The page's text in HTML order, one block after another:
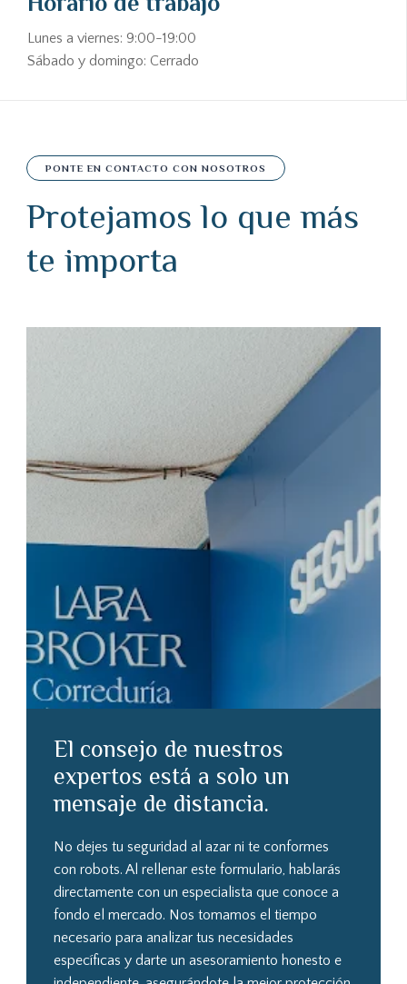
Lunes a viernes: 9:00-19:00
Sábado y domingo: Cerrado
PONTE EN CONTACTO CON NOSOTROS
Protejamos lo que más
te importa
El consejo de nuestros
expertos está a solo un
mensaje de distancia.
No dejes tu seguridad al azar ni te conformes
con robots. Al rellenar este formulario, hablarás
directamente con un especialista que conoce a
fondo el mercado. Nos tomamos el tiempo
necesario para analizar tus necesidades
específicas y darte un asesoramiento honesto e